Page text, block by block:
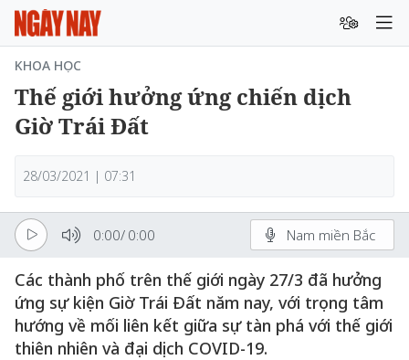
KHOA HỌC
Thế giới hưởng ứng chiến dịch
Giờ Trái Đất
28/03/2021 | 07:31
0:00/ 0:00 Nam miền Bắc
Các thành phố trên thế giới ngày 27/3 đã hưởng
ứng sự kiện Giờ Trái Đất năm nay, với trọng tâm
hướng về mối liên kết giữa sự tàn phá với thế giới
thiên nhiên và đại dịch COVID-19.